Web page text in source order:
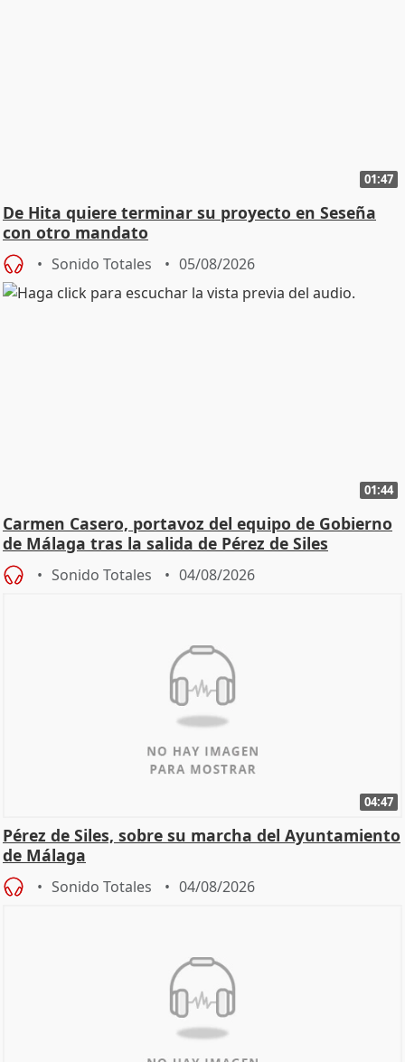
01:47
De Hita quiere terminar su proyecto en Seseña
con otro mandato
Sonido Totales 05/08/2026
01:44
Carmen Casero, portavoz del equipo de Gobierno
de Málaga tras la salida de Pérez de Siles
Sonido Totales 04/08/2026
04:47
Pérez de Siles, sobre su marcha del Ayuntamiento
de Málaga
Sonido Totales 04/08/2026